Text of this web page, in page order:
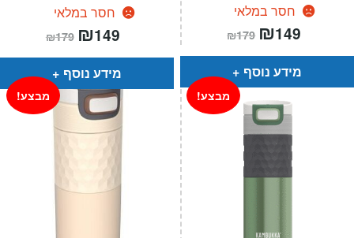
חסר במלאי
₪179 המחיר
המקורי
היה:
₪179.
₪149
הוא:
מידע נוסף
חסר במלאי
₪179 המחיר
המקורי
היה:
₪179.
₪149
הוא:
מידע נוסף
מבצע! מבצע!